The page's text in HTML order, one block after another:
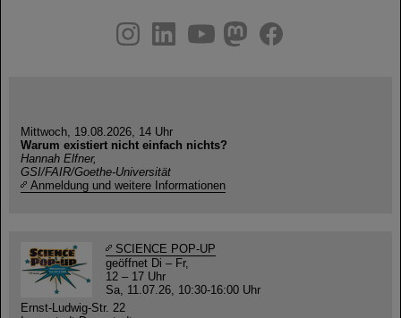
youtube
helmholtz.social
facebook
Mittwoch, 19.08.2026, 14 Uhr
Warum existiert nicht einfach nichts?
Hannah Elfner,
GSI/FAIR/Goethe-Universität
Anmeldung und weitere Informationen
SCIENCE POP-UP
geöffnet Di – Fr,
12 – 17 Uhr
Sa, 11.07.26, 10:30-16:00 Uhr
Ernst-Ludwig-Str. 22